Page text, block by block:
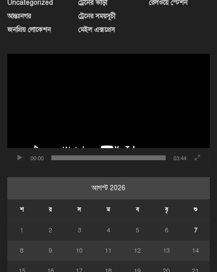
Uncategorized
আন্তঃনগর
জনপ্রিয় লোকেশন
ট্রেনের ভাড়া
ট্রেনের সময়সূচী
মেইল এক্সপ্রেস
রেলওয়ে স্টেশন
00:00 03:44
আগস্ট 2026
শ র স ম ব বৃ শু
1 2 3 4 5 6 7
8 9 10 11 12 13 14